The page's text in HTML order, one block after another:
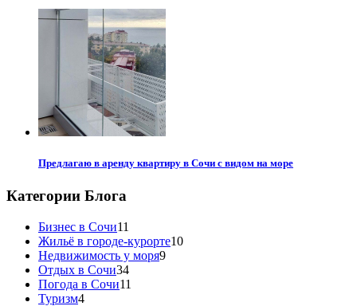
Предлагаю в аренду квартиру в Сочи с видом на море
Категории Блога
Бизнес в Сочи11
Жильё в городе-курорте10
Недвижимость у моря9
Отдых в Сочи34
Погода в Сочи11
Туризм4